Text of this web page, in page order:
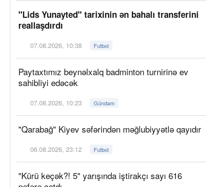
"Lids Yunayted" tarixinin ən bahalı transferini
reallaşdırdı
07.08.2026, 10:38 Futbol
Paytaxtımız beynəlxalq badminton turnirinə ev
sahibliyi edəcək
07.08.2026, 10:23 Gündəm
"Qarabağ" Kiyev səfərindən məğlubiyyətlə qayıdır
06.08.2026, 23:12 Futbol
"Kürü keçək?! 5" yarışında iştirakçı sayı 616